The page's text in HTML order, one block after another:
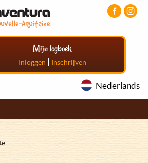
Mijn logboek
Inloggen | Inschrijven
Nederlands